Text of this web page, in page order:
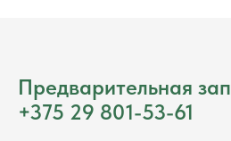
Предварительная
+375 29 801-53-61